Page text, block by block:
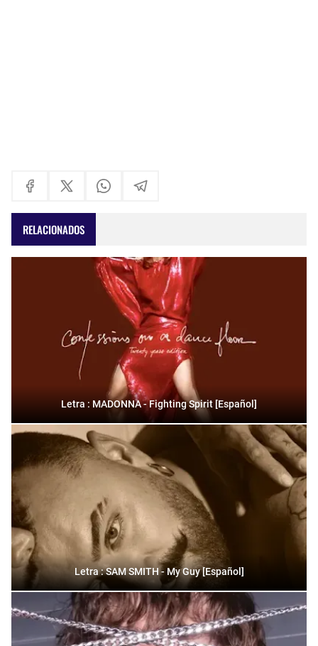
RELACIONADOS
Letra : MADONNA - Fighting Spirit [Español]
Letra : SAM SMITH - My Guy [Español]